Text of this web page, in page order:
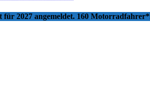
2027 angemeldet. 160